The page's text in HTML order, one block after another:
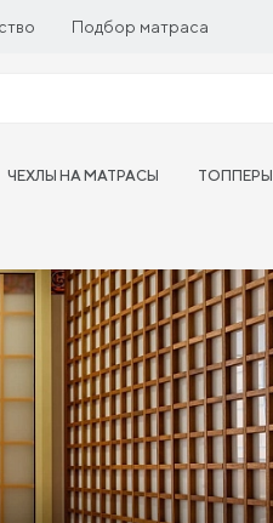
Подбор матраса
ЧЕХЛЫ НА МАТРАСЫ ТОППЕРЫ